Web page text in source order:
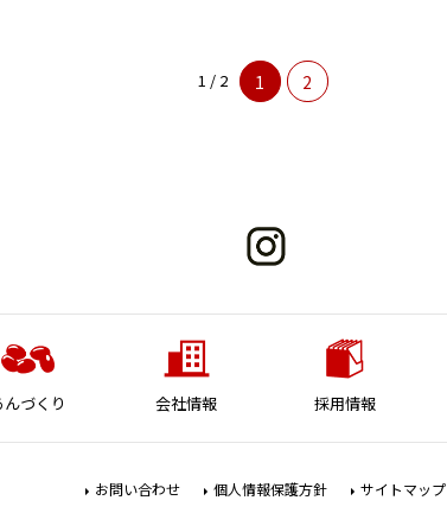
1 / 2 1 2
んづくり 会社情報 採用情報
お問い合わせ 個人情報保護方針 サイトマップ